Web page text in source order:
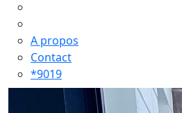
A propos
Contact
*9019